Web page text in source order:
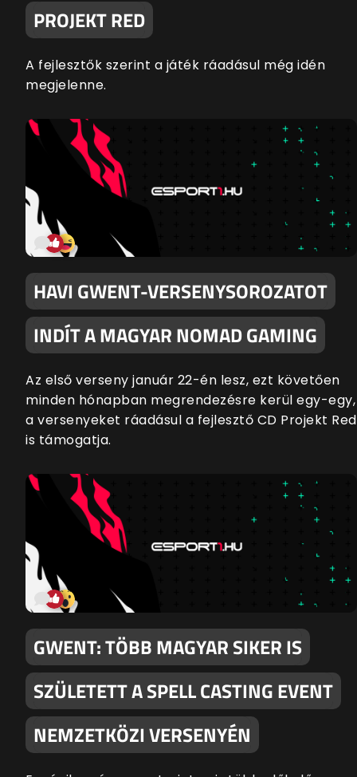
PROJEKT RED
A fejlesztők szerint a játék ráadásul még idén
megjelenne.
HAVI GWENT-VERSENYSOROZATOT
INDÍT A MAGYAR NOMAD GAMING
Az első verseny január 22-én lesz, ezt követően
minden hónapban megrendezésre kerül egy-egy,
a versenyeket ráadásul a fejlesztő CD Projekt Red
is támogatja.
GWENT: TÖBB MAGYAR SIKER IS
SZÜLETETT A SPELL CASTING EVENT
NEMZETKÖZI VERSENYÉN